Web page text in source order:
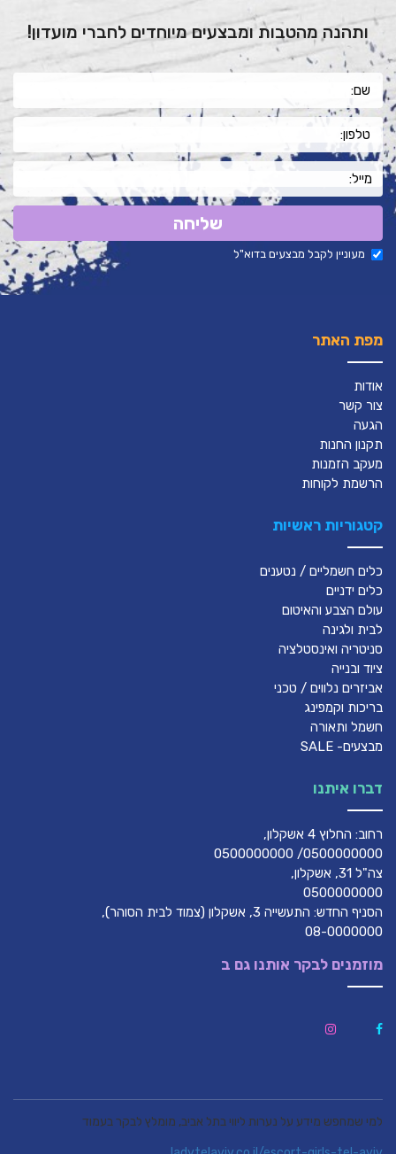
ותהנה מהטבות ומבצעים מיוחדים לחברי מועדון!
שליחה
אודות
צור קשר
הגעה
תקנון החנות
מעקב הזמנות
הרשמת לקוחות
כלים חשמליים / נטענים
כלים ידניים
עולם הצבע והאיטום
לבית ולגינה
סניטריה ואינסטלציה
ציוד ובנייה
אביזרים נלווים / טכני
בריכות וקמפינג
חשמל ותאורה
מבצעים- SALE
רחוב: החלוץ 4 אשקלון,
0500000000/ 0500000000
צה"ל 31, אשקלון,
0500000000
הסניף החדש: התעשייה 3, אשקלון (צמוד לבית הסוהר),
08-0000000
למי שמחפש מידע על נערות ליווי בתל אביב, מומלץ לבקר בעמוד